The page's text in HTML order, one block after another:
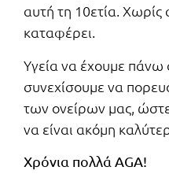
αυτή τη 10ετία. Χωρίς
καταφέρει.
Υγεία να έχουμε πάνω
συνεχίσουμε να
των ονείρων μας,
να είναι ακόμη
Χρόνια πολλά AGA!